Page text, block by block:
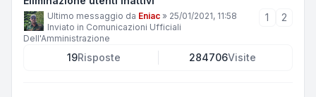
Ultimo messaggio da Eniac » 25/01/2021, 11:58
Inviato in Comunicazioni Ufficiali
Dell'Amministrazione
1 2
19Risposte 284706Visite